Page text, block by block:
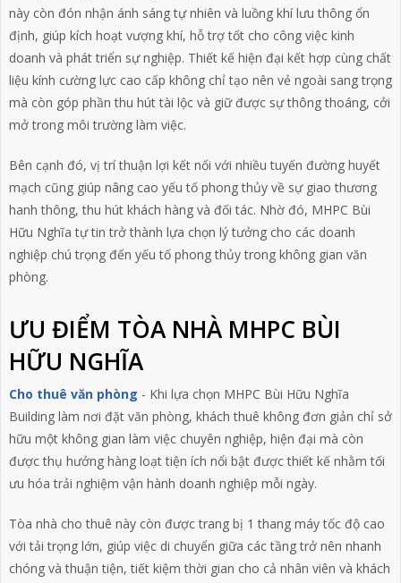
này còn đón nhận ánh sáng tự nhiên và luồng khí lưu thông ổn
định, giúp kích hoạt vượng khí, hỗ trợ tốt cho công việc kinh
doanh và phát triển sự nghiệp. Thiết kế hiện đại kết hợp cùng chất
liệu kính cường lực cao cấp không chỉ tạo nên vẻ ngoài sang trọng
mà còn góp phần thu hút tài lộc và giữ được sự thông thoáng, cởi
mở trong môi trường làm việc.
Bên cạnh đó, vị trí thuận lợi kết nối với nhiều tuyến đường huyết
mạch cũng giúp nâng cao yếu tố phong thủy về sự giao thương
hanh thông, thu hút khách hàng và đối tác. Nhờ đó, MHPC Bùi
Hữu Nghĩa tự tin trở thành lựa chọn lý tưởng cho các doanh
nghiệp chú trọng đến yếu tố phong thủy trong không gian văn
phòng.
ƯU ĐIỂM TÒA NHÀ MHPC BÙI
HỮU NGHĨA
Cho thuê văn phòng - Khi lựa chọn MHPC Bùi Hữu Nghĩa
Building làm nơi đặt văn phòng, khách thuê không đơn giản chỉ sở
hữu một không gian làm việc chuyên nghiệp, hiện đại mà còn
được thụ hưởng hàng loạt tiện ích nổi bật được thiết kế nhằm tối
ưu hóa trải nghiệm vận hành doanh nghiệp mỗi ngày.
Tòa nhà cho thuê này còn được trang bị 1 thang máy tốc độ cao
với tải trọng lớn, giúp việc di chuyển giữa các tầng trở nên nhanh
chóng và thuận tiện, tiết kiệm thời gian cho cả nhân viên và khách